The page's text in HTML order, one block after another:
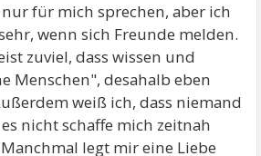
für mich sprechen, aber ich
wenn sich Freunde melden.
zuviel, dass wissen und
Menschen", desahalb eben
weiß ich, dass niemand
nicht schaffe mich zeitnah
legt mir eine Liebe